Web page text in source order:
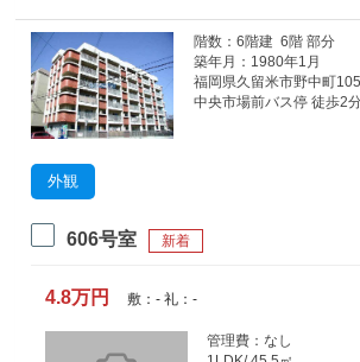
外観
階数：6階建 6階 部分
築年月：1980年1月
福岡県久留米市野中町
中央市場前バス停 徒歩2
606号室 新着
4.8万円 敷：- 礼：-
管理費：なし